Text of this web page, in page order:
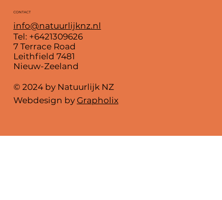
CONTACT
info@natuurlijknz.nl
Tel: +6421309626
7 Terrace Road
Leithfield 7481
Nieuw-Zeeland
© 2024 by Natuurlijk NZ
Webdesign by Grapholix